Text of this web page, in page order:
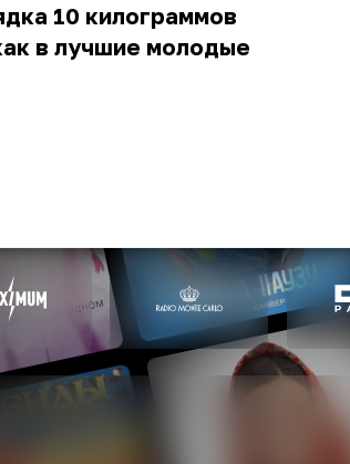
10 килограммов
в лучшие молодые